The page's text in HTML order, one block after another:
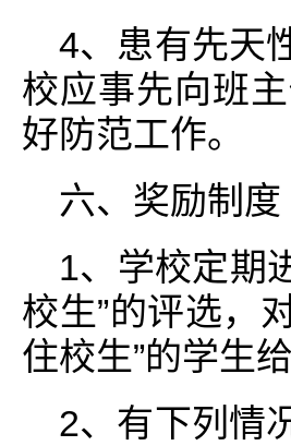
4、患有先天
校应事先向班
好防范工作。
六、奖励制度
1、学校定期
校生”的评选，
住校生”的学生
2、有下列情